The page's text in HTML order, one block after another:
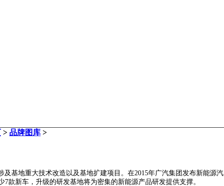
> 品牌图库 >
基地重大技术改造以及基地扩建项目。在2015年广汽集团发布新能源汽
款新车，升级的研发基地将为密集的新能源产品研发提供支撑。